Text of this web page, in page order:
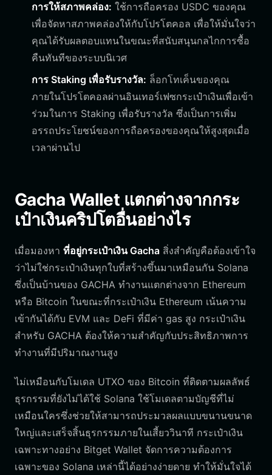
การให้สภาพคล่อง: ใช้การถือครอง USDC ของคุณ
เพื่อจัดหาสภาพคล่องให้กับโปรโตคอล เพื่อให้มั่นใจว่า
คุณได้รับผลตอบแทนในขณะที่สนับสนุนกลไกการซื้อ
คืนทันทีของระบบนิเวศ
การ Staking เพื่อรับรางวัล: ล็อกโทเค็นของคุณ
ภายในโปรโตคอลผ่านอินเทอร์เฟซกระเป๋าเงินเพื่อเข้า
ร่วมในการ Staking เพื่อรับรางวัล ซึ่งเป็นการเพิ่ม
อรรถประโยชน์ของการถือครองของคุณให้สูงสุดเมื่อ
เวลาผ่านไป
Gacha Wallet แตกต่างจากกระ
เป๋าเงินคริปโตอื่นอย่างไร
เมื่อมองหา ที่อยู่กระเป๋าเงิน Gacha สิ่งสำคัญคือต้องเข้าใจ
ว่าไม่ใช่กระเป๋าเงินทุกใบที่สร้างขึ้นมาเหมือนกัน Solana
ซึ่งเป็นบ้านของ GACHA ทำงานแตกต่างจาก Ethereum
หรือ Bitcoin ในขณะที่กระเป๋าเงิน Ethereum เน้นความ
เข้ากันได้กับ EVM และ DeFi ที่มีค่า gas สูง กระเป๋าเงิน
สำหรับ GACHA ต้องให้ความสำคัญกับประสิทธิภาพการ
ทำงานที่มีปริมาณงานสูง
ไม่เหมือนกับโมเดล UTXO ของ Bitcoin ที่ติดตามผลลัพธ์
ธุรกรรมที่ยังไม่ได้ใช้ Solana ใช้โมเดลตามบัญชีที่ไม่
เหมือนใครซึ่งช่วยให้สามารถประมวลผลแบบขนานขนาด
ใหญ่และเสร็จสิ้นธุรกรรมภายในเสี้ยววินาที กระเป๋าเงิน
เฉพาะทางอย่าง Bitget Wallet จัดการความต้องการ
เฉพาะของ Solana เหล่านี้ได้อย่างง่ายดาย ทำให้มั่นใจได้